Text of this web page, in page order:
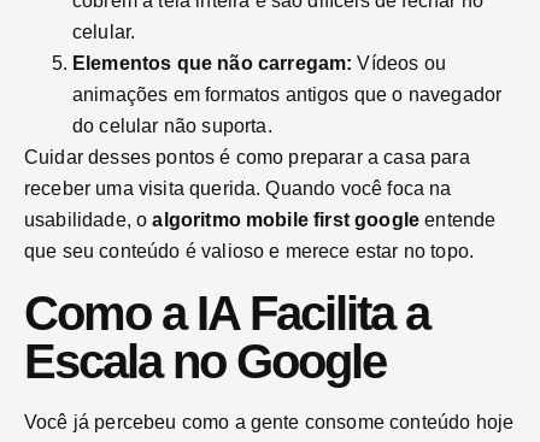
celular.
Elementos que não carregam: Vídeos ou
animações em formatos antigos que o navegador
do celular não suporta.
Cuidar desses pontos é como preparar a casa para
receber uma visita querida. Quando você foca na
usabilidade, oalgoritmo mobile first google entende
que seu conteúdo é valioso e merece estar no topo.
Como a IA Facilita a
Escala no Google
Você já percebeu como a gente consome conteúdo hoje